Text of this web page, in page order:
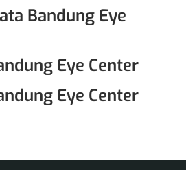
Bandung Eye
Eye Center
Eye Center